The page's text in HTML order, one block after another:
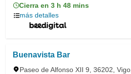
Cierra en 3 h 48 mins
más detalles
Buenavista Bar
Paseo de Alfonso XII 9, 36202, Vigo,